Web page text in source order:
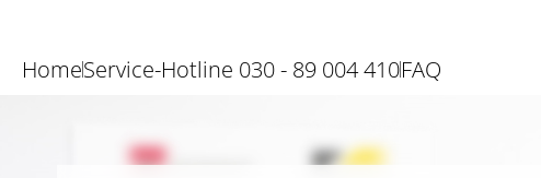
HomeService-Hotline 030 - 89 004 410FAQ